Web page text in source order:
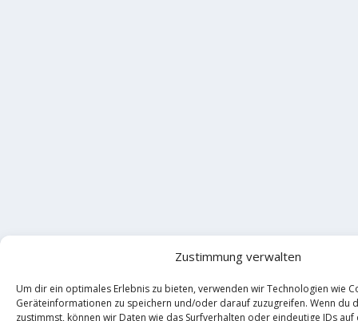
Zustimmung verwalten
Um dir ein optimales Erlebnis zu bieten, verwenden wir Technologien wie
Geräteinformationen zu speichern und/oder darauf zuzugreifen. Wenn du
zustimmst, können wir Daten wie das Surfverhalten oder eindeutige IDs